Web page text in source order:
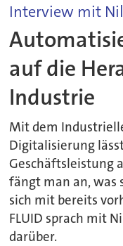
Interview mit
auf die
Industrie
Mit dem
Digitalisierung
Geschäftsleistung
fängt man an, was
sich mit bereits
FLUID sprach mit
darüber.